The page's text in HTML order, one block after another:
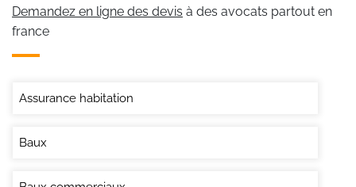
Demandez en ligne des devis à des avocats partout en
france
Assurance habitation
Baux